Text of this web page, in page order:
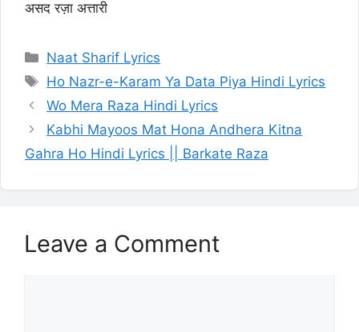
असद रज़ा अत्तारी
Categories
Naat Sharif Lyrics
Tags
Ho Nazr-e-Karam Ya Data Piya Hindi Lyrics
Wo Mera Raza Hindi Lyrics
Kabhi Mayoos Mat Hona Andhera Kitna
Gahra Ho Hindi Lyrics || Barkate Raza
Leave a Comment